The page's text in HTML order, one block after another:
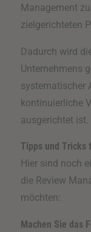
Management
zielgerichteten
Dadurch wird
Unternehmens
systematischer
kontinuierliche
ausgerichtet ist.
Tipps und Tricks
Hier sind noch
die Review
möchten:
Machen Sie das